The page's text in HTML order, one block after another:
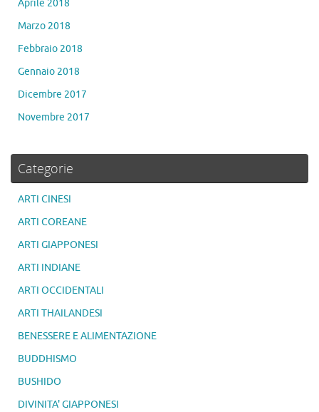
Aprile 2018
Marzo 2018
Febbraio 2018
Gennaio 2018
Dicembre 2017
Novembre 2017
Categorie
ARTI CINESI
ARTI COREANE
ARTI GIAPPONESI
ARTI INDIANE
ARTI OCCIDENTALI
ARTI THAILANDESI
BENESSERE E ALIMENTAZIONE
BUDDHISMO
BUSHIDO
DIVINITA' GIAPPONESI